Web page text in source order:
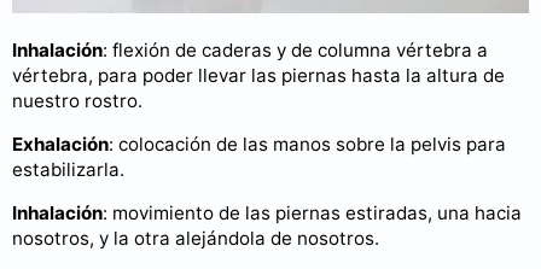
Inhalación: flexión de caderas y de columna vértebra a
vértebra, para poder llevar las piernas hasta la altura de
nuestro rostro.
Exhalación: colocación de las manos sobre la pelvis para
estabilizarla.
Inhalación: movimiento de las piernas estiradas, una hacia
nosotros, y la otra alejándola de nosotros.